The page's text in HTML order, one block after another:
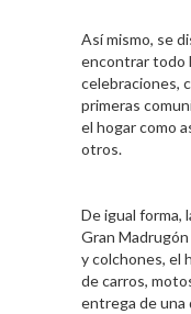
Así mismo, se
encontrar todo
celebraciones,
primeras
el hogar como
otros.
De igual forma,
Gran
y colchones, el
de carros,
entrega de una